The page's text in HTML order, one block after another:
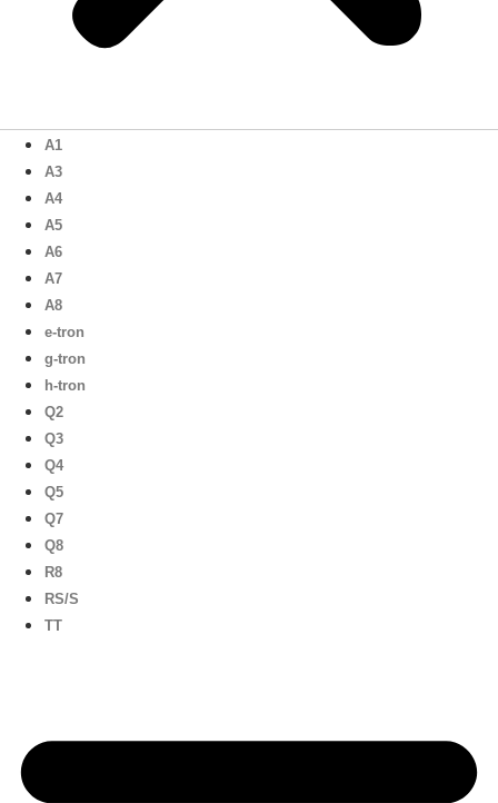
A1
A3
A4
A5
A6
A7
A8
e-tron
g-tron
h-tron
Q2
Q3
Q4
Q5
Q7
Q8
R8
RS/S
TT